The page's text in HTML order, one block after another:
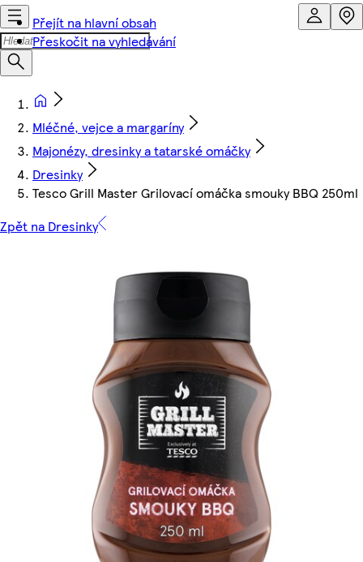
Přejít na hlavní obsah
Přeskočit na vyhledávání
Mléčné, vejce a margaríny
Majonézy, dresinky a tatarské omáčky
Dresinky
Tesco Grill Master Grilovací omáčka smouky BBQ 250ml
Zpět na Dresinky